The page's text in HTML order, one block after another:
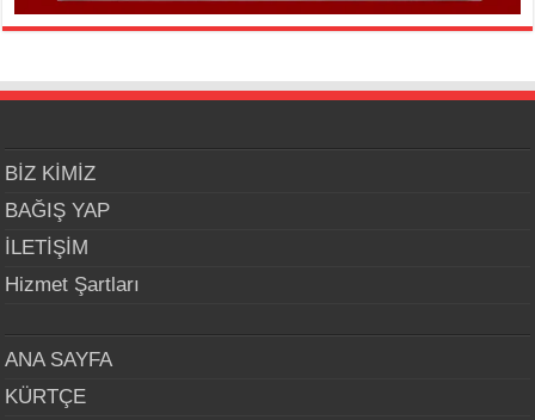
BİZ KİMİZ
BAĞIŞ YAP
İLETİŞİM
Hizmet Şartları
ANA SAYFA
KÜRTÇE